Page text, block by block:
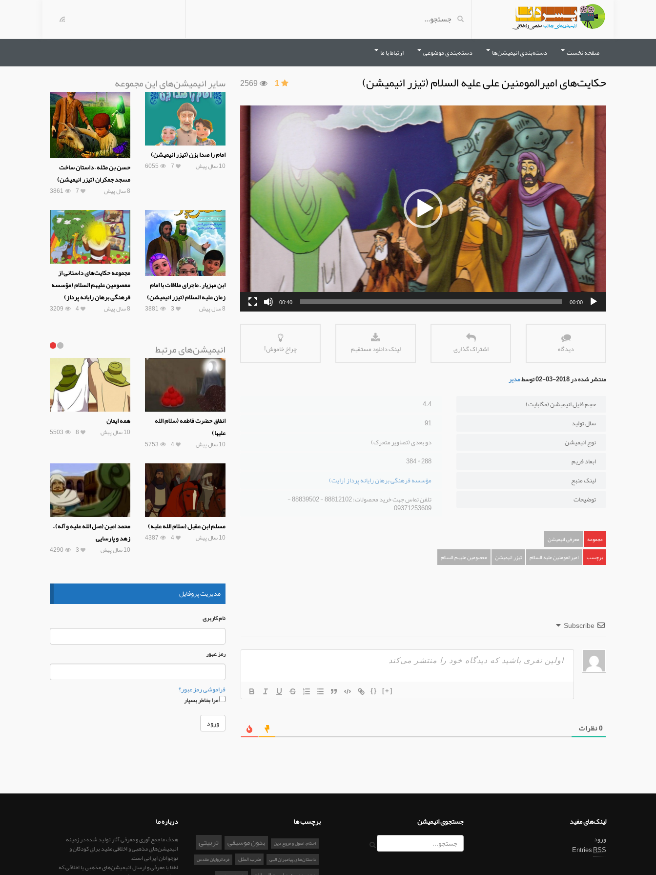
صفحه نخست دسته‌بندی انیمیشن‌ها دسته‌بندی موضوعی ارتباط با ما
حکایت‌های امیرالمومنین علی علیه السلام (تیزر انیمیشن) 2569 1
نمایشگر
ویدیو
00:00
00:40
دیدگاه اشتراک گذاری لینک دانلود مستقیم چراخ خاموش!
منتشر شده در 2018-03-02 توسط
مدیر
حجم فایل انیمیشن (مگابایت)
4.4
سال تولید
91
نوع انیمیشن
دو بعدی (تصاویر متحرک)
ابعاد فریم
288 * 384
لینک منبع
مؤسسه فرهنگی برهان رایانه پرداز (رایت)
توضیحات
تلفن تماس جهت خرید محصولات: 88812102 - 88839502 -
09371253609
مجموعه
معرفی انیمیشن
برچسب
امیرالمومنین علیه السلام تیزر انیمیشن معصومین علیهم السلام
Subscribe
{} [+]
0نظرات
سایر انیمیشن‌های این مجموعه
امام را صدا بزن (تیزر انیمیشن)
10 سال پیش 6055 7
حسن بن مثله – داستان ساخت
مسجد جمکران (تیزر انیمیشن)
8 سال پیش 3861 7
ابن مهزیار – ماجرای ملاقات با امام
زمان علیه السلام (تیزر انیمیشن)
8 سال پیش 3881 3
مجموعه حکایت‌های داستانی از
معصومین علیهم السلام (مؤسسه
فرهنگی برهان رایانه پرداز)
8 سال پیش 3209 4
انیمیشن‌های مرتبط
انفاق حضرت فاطمه (سلام الله
علیها)
10 سال پیش 5753 4
همه ایمان
10 سال پیش 5503 8
مسلم ابن عقیل (سلام الله علیه)
10 سال پیش 4387 4
محمد امین (صل الله علیه و آله) –
زهد و پارسایی
10 سال پیش 4290 3
مدیریت پروفایل
نام كاربری
رمز عبور
فراموشی رمز عبور؟
مرا بخاطر بسپار
لینک‌های مفید
ورود
EntriesRSS
جستجوی انیمیشن برچسب ها
احکام، اصول و فروع دین بدون موسیقی تربیتی
داستان‌های پیامبران الهی ضرب المثل فرمانروایان مقدس
درباره ما
هدف ما جمع آوری و معرفی آثار تولید شده در زمینه
انیمیشن‌های مذهبی و اخلاقی مفید برای کودکان و
نوجوانان ایرانی است.
لطفا با معرفی و ارسال انیمیشن‌های مذهبی یا اخلاقی که